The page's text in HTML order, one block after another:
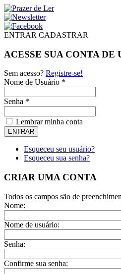
ENTRAR CADASTRAR
ACESSE SUA CONTA DE
Sem acesso? Registre-se!
Nome de Usuário *
Senha *
Lembrar minha conta
Esqueceu seu usuário?
Esqueceu sua senha?
CRIAR UMA CONTA
Todos os campos são de
Nome:
Nome de usuário:
Senha:
Confirme sua senha: